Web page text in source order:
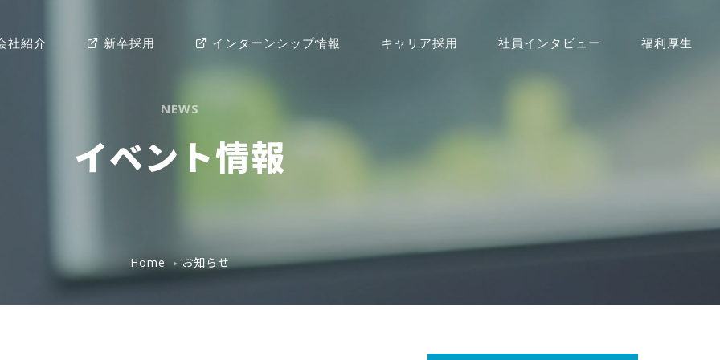
社紹介 新卒採用 インターンシップ情報 キャリア採用 社員インタビュー 福利厚生
NEWS
イベント情報
Home お知らせ